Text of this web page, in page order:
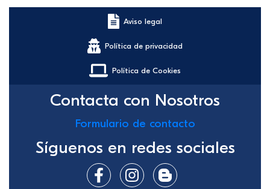
Aviso legal
Política de privacidad
Política de Cookies
Contacta con Nosotros
Formulario de contacto
Síguenos en redes sociales